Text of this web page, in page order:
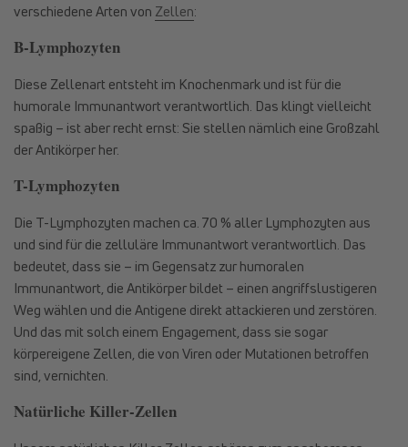
verschiedene Arten von Zellen:
B-Lymphozyten
Diese Zellenart entsteht im Knochenmark und ist für die
humorale Immunantwort verantwortlich. Das klingt vielleicht
spaßig – ist aber recht ernst: Sie stellen nämlich eine Großzahl
der Antikörper her.
T-Lymphozyten
Die T-Lymphozyten machen ca. 70 % aller Lymphozyten aus
und sind für die zelluläre Immunantwort verantwortlich. Das
bedeutet, dass sie – im Gegensatz zur humoralen
Immunantwort, die Antikörper bildet – einen angriffslustigeren
Weg wählen und die Antigene direkt attackieren und zerstören.
Und das mit solch einem Engagement, dass sie sogar
körpereigene Zellen, die von Viren oder Mutationen betroffen
sind, vernichten.
Natürliche Killer-Zellen